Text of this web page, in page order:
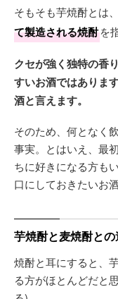
そもそも芋焼酎とは、
て製造される焼酎を
クセが強く独特の香
すいお酒ではありま
酒と言えます。
そのため、何となく
事実。とはいえ、最
ちに好きになる方も
口にしておきたいお
芋焼酎と麦焼酎との
焼酎と耳にすると、
る方がほとんどだと